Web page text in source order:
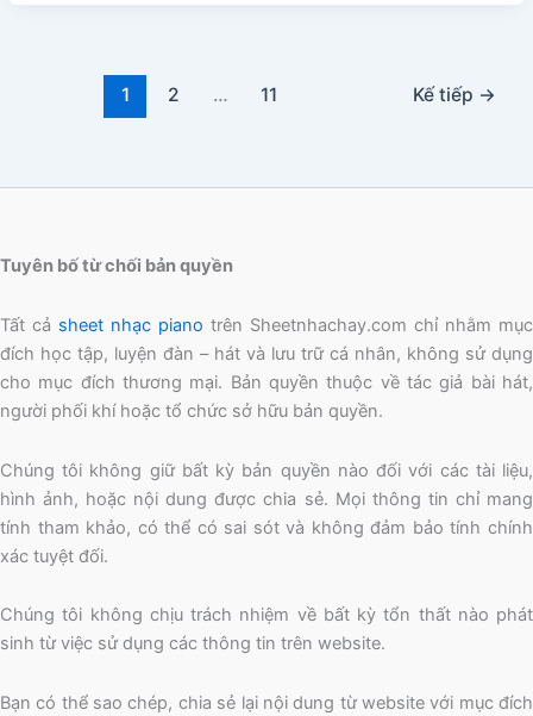
1 2 … 11 Kế tiếp →
Tuyên bố từ chối bản quyền
Tất cả sheet nhạc piano trên Sheetnhachay.com chỉ nhằm mục
đích học tập, luyện đàn – hát và lưu trữ cá nhân, không sử dụng
cho mục đích thương mại. Bản quyền thuộc về tác giả bài hát,
người phối khí hoặc tổ chức sở hữu bản quyền.
Chúng tôi không giữ bất kỳ bản quyền nào đối với các tài liệu,
hình ảnh, hoặc nội dung được chia sẻ. Mọi thông tin chỉ mang
tính tham khảo, có thể có sai sót và không đảm bảo tính chính
xác tuyệt đối.
Chúng tôi không chịu trách nhiệm về bất kỳ tổn thất nào phát
sinh từ việc sử dụng các thông tin trên website.
Bạn có thể sao chép, chia sẻ lại nội dung từ website với mục đích